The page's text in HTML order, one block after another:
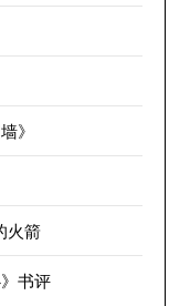
》
火箭
书评